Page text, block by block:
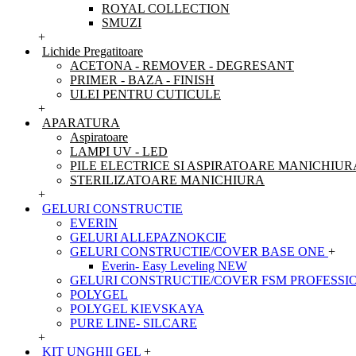
ROYAL COLLECTION
SMUZI
+
Lichide Pregatitoare
ACETONA - REMOVER - DEGRESANT
PRIMER - BAZA - FINISH
ULEI PENTRU CUTICULE
+
APARATURA
Aspiratoare
LAMPI UV - LED
PILE ELECTRICE SI ASPIRATOARE
STERILIZATOARE MANICHIURA
+
GELURI CONSTRUCTIE
EVERIN
GELURI ALLEPAZNOKCIE
GELURI CONSTRUCTIE/COVER BASE ONE +
Everin- Easy Leveling NEW
GELURI CONSTRUCTIE/COVER FSM
POLYGEL
POLYGEL KIEVSKAYA
PURE LINE- SILCARE
+
KIT UNGHII GEL +